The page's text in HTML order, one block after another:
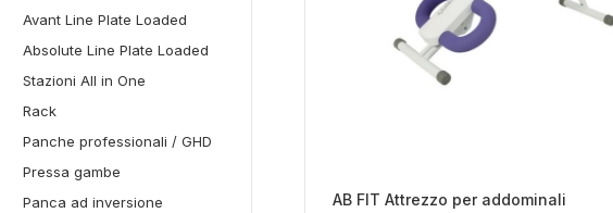
Avant Line Plate Loaded
Absolute Line Plate Loaded
Stazioni All in One
Rack
Panche professionali / GHD
Pressa gambe
Panca ad inversione
AB FIT Attrezzo per addominali